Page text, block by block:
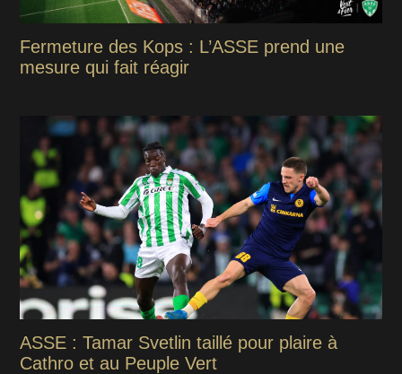
Fermeture des Kops : L’ASSE prend une
mesure qui fait réagir
ASSE : Tamar Svetlin taillé pour plaire à
Cathro et au Peuple Vert